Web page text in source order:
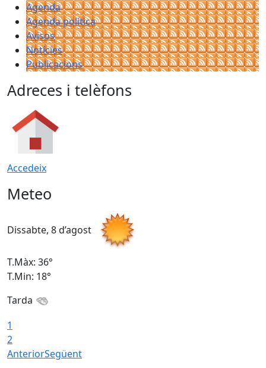
Agenda
Agenda política
Avisos
Notícies
Publicacions
Adreces i telèfons
Accedeix
Meteo
Dissabte, 8 d’agost
T.Màx: 36°
T.Min: 18°
Tarda
1
2
AnteriorSegüent